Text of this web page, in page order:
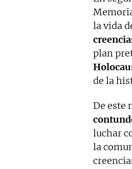
la vida
plan
de la
De este
luchar
la